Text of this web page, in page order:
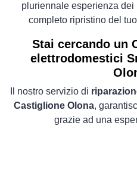
pluriennale esperienza dei
completo ripristino del
Stai cercando un
elettrodomestici
Il nostro servizio di
Castiglione Olona,
grazie ad una